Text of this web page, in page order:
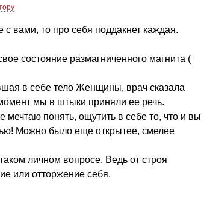
с вами, то про себя поддакнет каждая.
состояние размагниченного магнита (
в себе тело Женщины, врач сказала
мы в штыки приняли ее речь.
понять, ощутить в себе то, что и вы
Можно было еще открытее, смелее
личном вопросе. Ведь от строя
или отторжение себя.